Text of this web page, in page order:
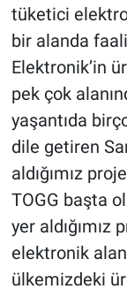
tüketici
bir alanda
Elektronik’in
pek çok
yaşantıda
dile getiren
aldığımız
TOGG başta
yer aldığımız
elektronik
ülkemizdeki